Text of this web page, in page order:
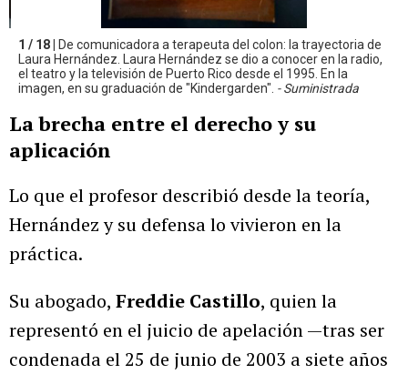
1 / 18 |
De comunicadora a terapeuta del colon: la trayectoria de
Laura Hernández. Laura Hernández se dio a conocer en la radio,
el teatro y la televisión de Puerto Rico desde el 1995. En la
imagen, en su graduación de "Kindergarden". - Suministrada
La brecha entre el derecho y su
aplicación
Lo que el profesor describió desde la teoría,
Hernández y su defensa lo vivieron en la
práctica.
Su abogado, Freddie Castillo, quien la
representó en el juicio de apelación —tras ser
condenada el 25 de junio de 2003 a siete años